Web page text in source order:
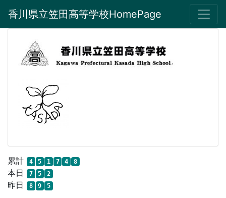
香川県立笠田高等学校HomePage
累計 4 5 1 7 4 8
本日 7 5 2
昨日 8 9 5